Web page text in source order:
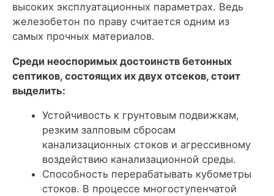
высоких эксплуатационных параметрах. Ведь
железобетон по праву считается одним из
самых прочных материалов.
Среди неоспоримых достоинств бетонных
септиков, состоящих их двух отсеков, стоит
выделить:
Устойчивость к грунтовым подвижкам,
резким залповым сбросам
канализационных стоков и агрессивному
воздействию канализационной среды.
Способность перерабатывать кубометры
стоков. В процессе многоступенчатой